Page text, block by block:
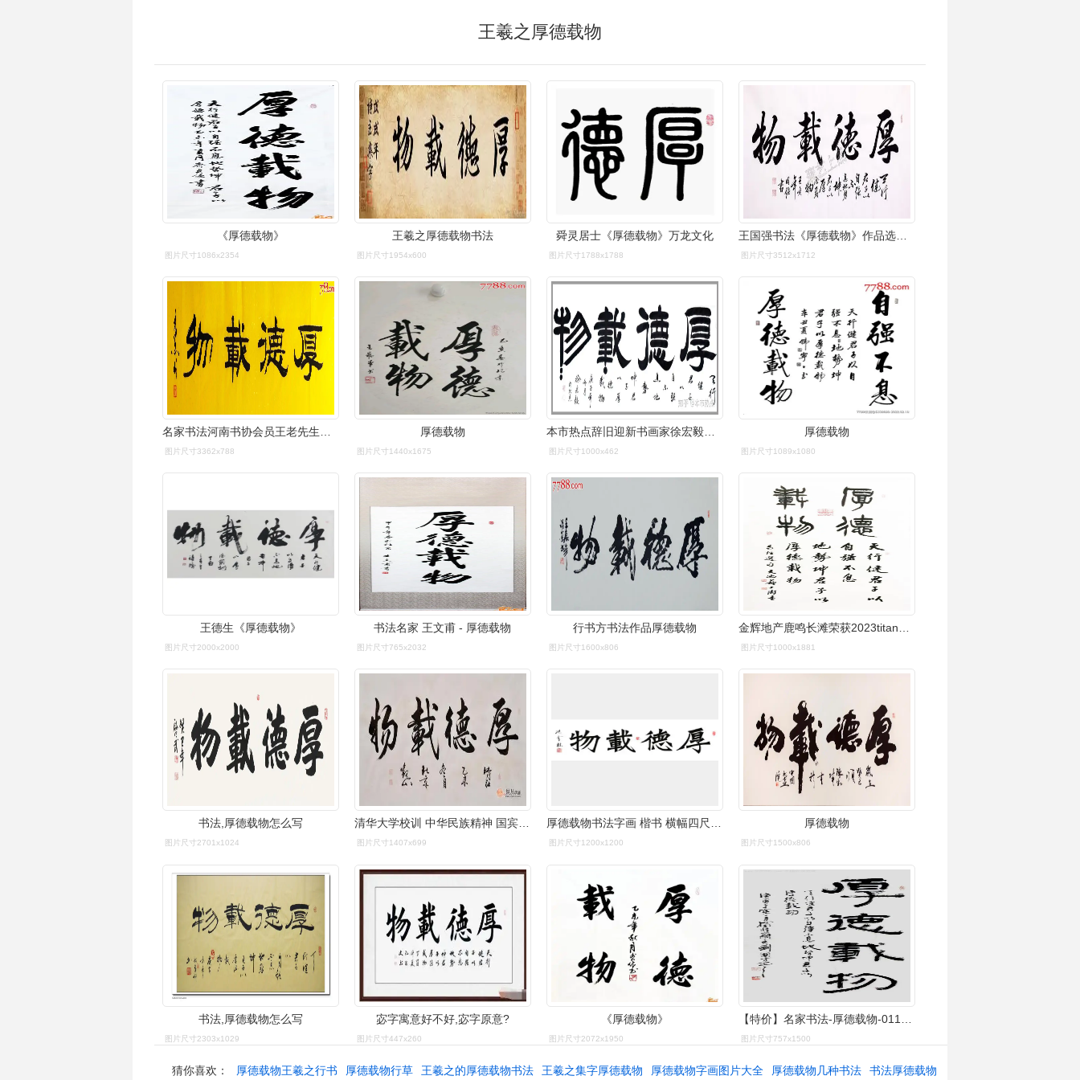
王羲之厚德载物
《厚德载物》
图片尺寸1086x2354
王羲之厚德载物书法
图片尺寸1954x600
舜灵居士《厚德载物》万龙文化
图片尺寸1788x1788 图片尺寸3512x1712
图片尺寸3362x788
厚德载物
图片尺寸1440x1675
本市热点辞旧迎新书画家徐宏毅作品欣赏
图片尺寸1000x462
厚德载物
图片尺寸1089x1080
王德生《厚德载物》
图片尺寸2000x2000
书法名家 王文甫 - 厚德载物
图片尺寸765x2032
行书方书法作品厚德载物
图片尺寸1600x806 图片尺寸1000x1881
书法,厚德载物怎么写
图片尺寸2701x1024
清华大学校训 中华民族精神 国宾礼书法家观山书法作品《厚德载物》
图片尺寸1407x699
厚德载物书法字画 楷书 横幅四尺对开
图片尺寸1200x1200
厚德载物
图片尺寸1500x806
书法,厚德载物怎么写
图片尺寸2303x1029
宓字寓意好不好,宓字原意?
图片尺寸447x260
《厚德载物》
图片尺寸2072x1950
【特价】名家书法-厚德载物-0117-26
图片尺寸757x1500
猜你喜欢： 厚德载物王羲之行书 厚德载物行草 王羲之的厚德载物书法 王羲之集字厚德载物 厚德载物字画图片大全 厚德载物几种书法 书法厚德载物